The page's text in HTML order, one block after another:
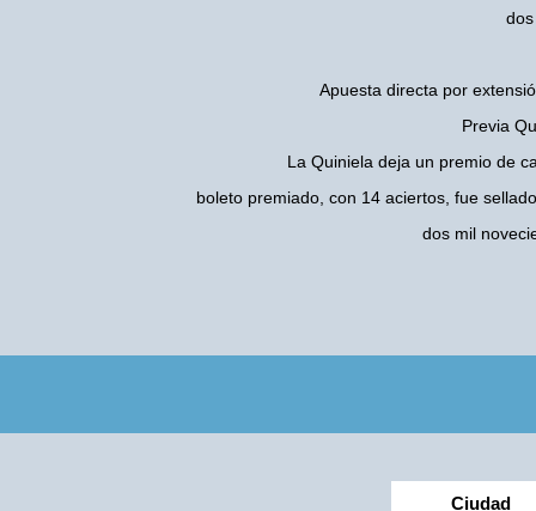
Apuesta directa por
Previa
La Quiniela deja un premio de
boleto premiado, con 14 aciertos, fue
dos mil
Ciudad